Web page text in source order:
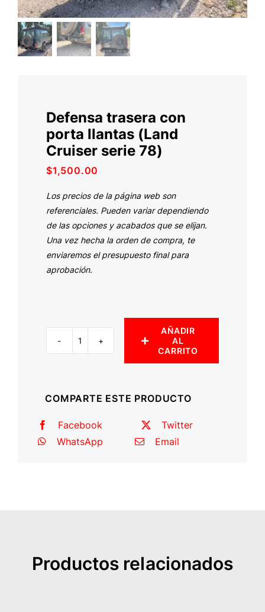
Defensa trasera con
porta llantas (Land
Cruiser serie 78)
$1,500.00
Los precios de la página web son
referenciales. Pueden variar dependiendo
de las opciones y acabados que se elijan.
Una vez hecha la orden de compra, te
enviaremos el presupuesto final para
aprobación.
Defensa
(Land
Cruiser
serie
AÑADIR
AL
CARRITO
COMPARTE ESTE PRODUCTO
Facebook
Twitter
WhatsApp
Email
Productos relacionados